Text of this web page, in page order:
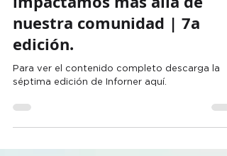
Conoce la manera en la que
impactamos más allá de
nuestra comunidad | 7a
edición.
séptima edición de Inforner aquí.